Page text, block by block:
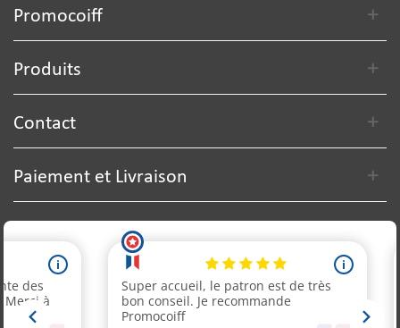
Promocoiff
Produits
Contact
Paiement et Livraison